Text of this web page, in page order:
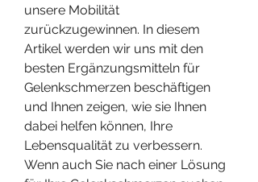
unsere Mobilität
zurückzugewinnen. In diesem
Artikel werden wir uns mit den
besten Ergänzungsmitteln für
Gelenkschmerzen beschäftigen
und Ihnen zeigen, wie sie Ihnen
dabei helfen können, Ihre
Lebensqualität zu verbessern.
Wenn auch Sie nach einer Lösung